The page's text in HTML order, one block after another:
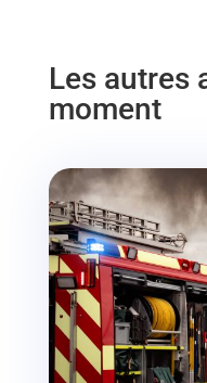
Les autres
moment